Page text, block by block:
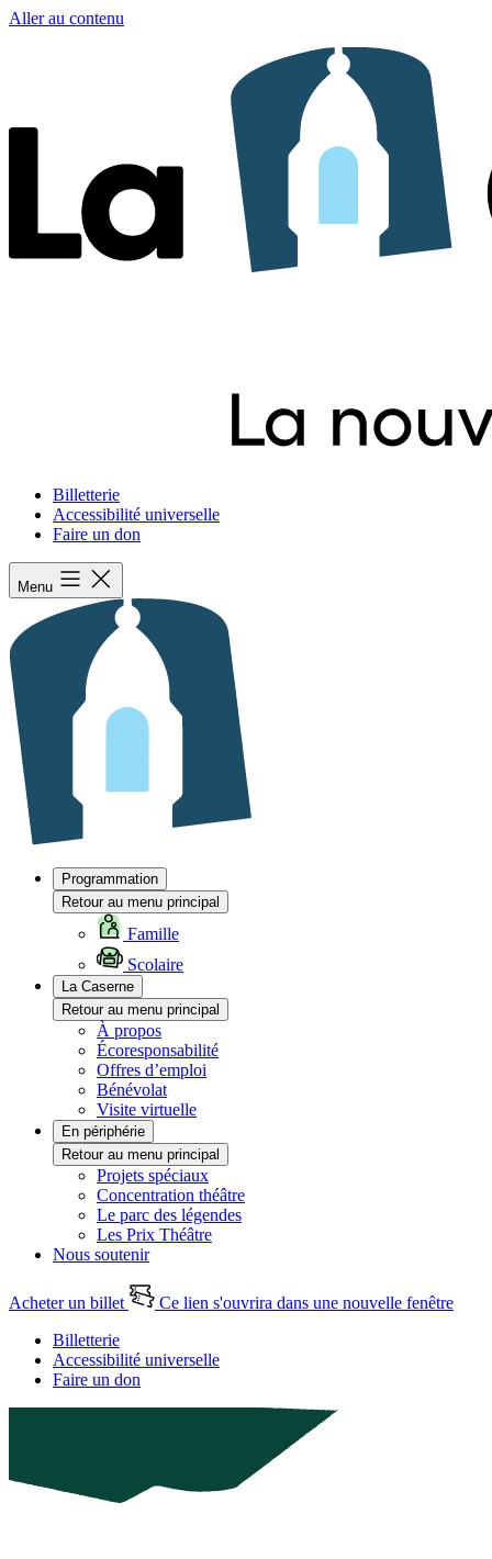
Aller au contenu
Billetterie
Accessibilité universelle
Faire un don
Menu
Programmation
Retour au menu principal
Famille
Scolaire
La Caserne
Retour au menu principal
À propos
Écoresponsabilité
Offres d’emploi
Bénévolat
Visite virtuelle
En périphérie
Retour au menu principal
Projets spéciaux
Concentration théâtre
Le parc des légendes
Les Prix Théâtre
Nous soutenir
Acheter un billet
Ce lien s'ouvrira dans une nouvelle fenêtre
Billetterie
Accessibilité universelle
Faire un don